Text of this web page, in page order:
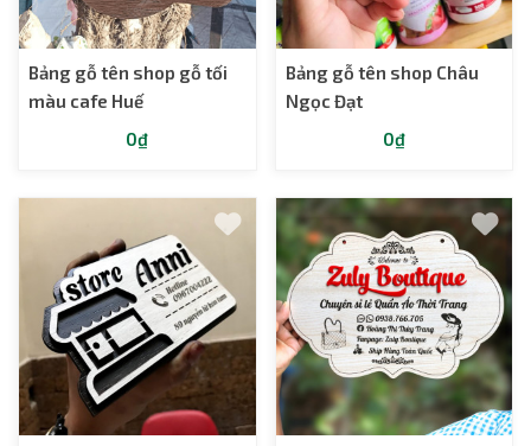
Bảng gỗ tên shop gỗ tối
màu cafe Huế
0₫
Bảng gỗ tên shop Châu
Ngọc Đạt
0₫